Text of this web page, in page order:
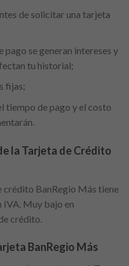
de solicitar una tarjeta
pago se generan intereses y
tu historial;
fijas;
tiempo de pago y el costo
la Tarjeta de Crédito
crédito BanRegio Más tiene
IVA. Muy bajo en
crédito.
BanRegio Más